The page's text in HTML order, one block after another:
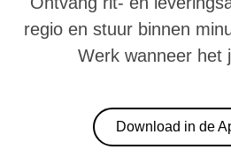
regio en stuur binnen
Werk wanneer het
Download in de